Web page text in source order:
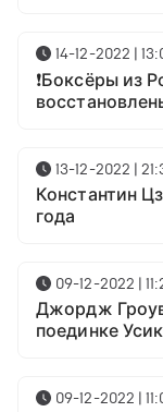
14-12-2022 |
❗Боксёры из
13-12-2022 |
Константин
года
09-12-2022 |
Джордж
поединке
09-12-2022 |